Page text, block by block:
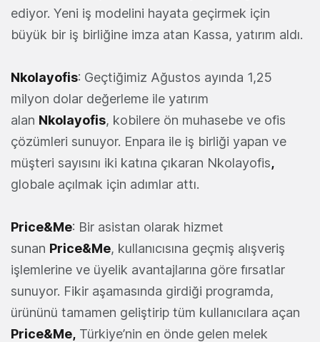
ediyor. Yeni iş modelini hayata geçirmek için
büyük bir iş birliğine imza atan Kassa, yatırım aldı.
Nkolayofis: Geçtiğimiz Ağustos ayında 1,25
milyon dolar değerleme ile yatırım
alan Nkolayofis, kobilere ön muhasebe ve ofis
çözümleri sunuyor. Enpara ile iş birliği yapan ve
müşteri sayısını iki katına çıkaran Nkolayofis,
globale açılmak için adımlar attı.
Price&Me: Bir asistan olarak hizmet
sunan Price&Me, kullanıcısına geçmiş alışveriş
işlemlerine ve üyelik avantajlarına göre fırsatlar
sunuyor. Fikir aşamasında girdiği programda,
ürününü tamamen geliştirip tüm kullanıcılara açan
Price&Me, Türkiye’nin en önde gelen melek